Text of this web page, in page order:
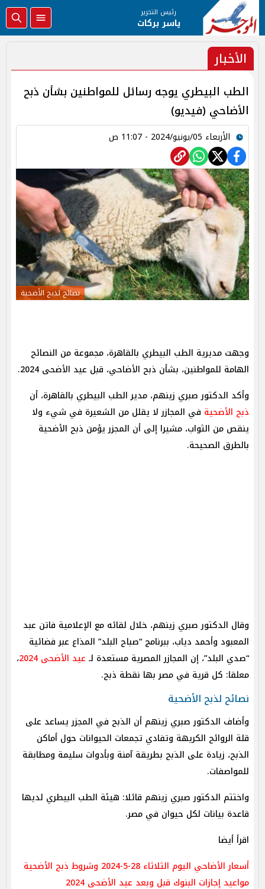
رئيس التحرير
ياسر بركات
الأخبار
الطب البيطري يوجه رسائل للمواطنين بشأن ذبح
الأضاحي (فيديو)
الأربعاء 05/يونيو/2024 - 11:07 ص
نصائح لذبح الأضحية
وجهت مديرية الطب البيطري بالقاهرة، مجموعة من النصائح
الهامة للمواطنين، بشأن ذبح الأضاحي، قبل عيد الأضحى 2024.
وأكد الدكتور صبري زينهم، مدير الطب البيطري بالقاهرة، أن
ذبح الأضحية في المجازر لا يقلل من الشعيرة في شيء ولا
ينقص من الثواب، مشيرا إلى أن المجزر يؤمن ذبح الأضحية
بالطرق الصحيحة.
وقال الدكتور صبري زينهم، خلال لقائه مع الإعلامية فاتن عبد
المعبود وأحمد دياب، ببرنامج “صباح البلد” المذاع عبر فضائية
“صدي البلد”، إن المجازر المصرية مستعدة لـ عيد الأضحى 2024
،
معلقا: كل قرية في مصر بها نقطة ذبح.
نصائح لذبح الأضحية
وأضاف الدكتور صبري زينهم أن الذبح في المجزر يساعد على
قلة الروائح الكريهة وتفادي تجمعات الحيوانات حول أماكن
الذبح، زيادة على الذبح بطريقة آمنة وبأدوات سليمة ومطابقة
للمواصفات.
واختتم الدكتور صبري زينهم قائلا: هيئة الطب البيطري لديها
قاعدة بيانات لكل حيوان في مصر.
اقرأ أيضا
أسعار الأضاحي اليوم الثلاثاء 28-5-2024 وشروط ذبح الأضحية
مواعيد إجازات البنوك قبل وبعد عيد الأضحى 2024